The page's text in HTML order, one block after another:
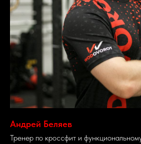
Андрей Беляев
Тренер по кроссфит и